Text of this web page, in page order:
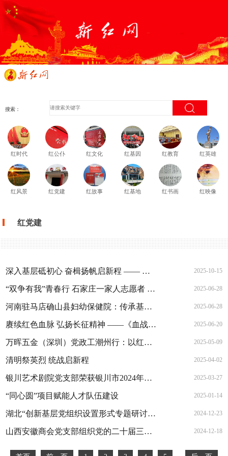
搜索：
红时代 红公仆 红文化 红基因 红教育 红英雄
红风景 红党建 红故事 红基地 红书画 红映像
红党建
深入基层砥初心 奋楫扬帆启新程 —— 湖北省宜昌市夷陵区委党校2025年青干班（第二期）开展“四同”主题教育活动 2025-10-15
“双争有我”青春行 石家庄一家人志愿者 “七一”慰问老党员 2025-06-28
河南驻马店确山县妇幼保健院：传承基因铸党性 护航妇幼新征程 2025-06-28
赓续红色血脉 弘扬长征精神 ——《血战湘江》党史学习沙盘模拟课在西安市大同商会举办 2025-06-20
万晖五金（深圳）党政工潮州行：以红色文化为笔 绘就团队奋进新画卷 2025-05-09
清明祭英烈 统战启新程 2025-04-02
银川艺术剧院党支部荣获银川市2024年度“五星级党支部” 荣誉称号 2025-03-27
“同心圆”项目赋能人才队伍建设 2025-01-14
湖北“创新基层党组织设置形式专题研讨会”在武昌召开 2024-12-23
山西安徽商会党支部组织党的二十届三中全会精神集中培训 2024-12-18